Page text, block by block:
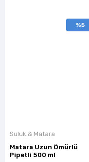
%5
Suluk & Matara
Matara Uzun Ömürlü
Pipetli 500 ml